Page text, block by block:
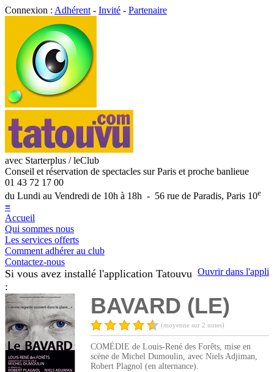
Connexion : Adhérent - Invité - Partenaire
avec Starterplus / leClub
Conseil et réservation de spectacles sur Paris et proche banlieue
01 43 72 17 00
du Lundi au Vendredi de 10h à 18h - 56 rue de Paradis, Paris 10e
≡
Accueil
Qui sommes nous
Les services offerts
Comment adhérer au club
Contactez-nous
Ouvrir dans l'appli
Si vous avez installé l'application Tatouvu
:
BAVARD (LE)
(moyenne sur 2 notes)
COMÉDIE de Louis-René des Forêts, mise en
scène de Michel Dumoulin, avec Niels Adjiman,
Robert Plagnol (en alternance).